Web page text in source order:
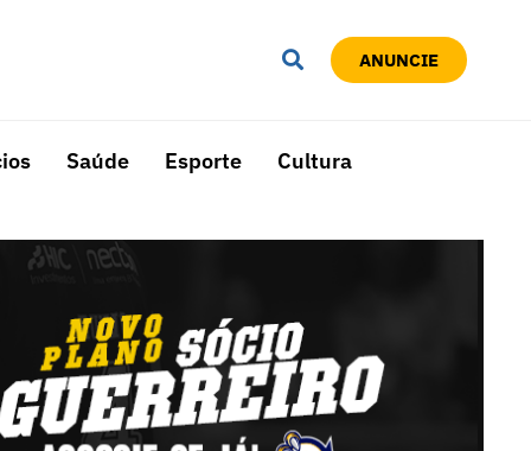
ANUNCIE
Saúde Esporte Cultura